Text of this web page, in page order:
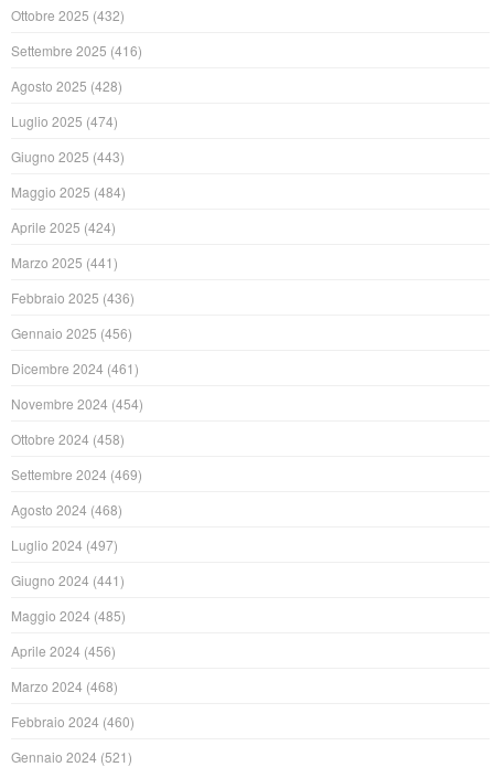
Ottobre 2025 (432)
Settembre 2025 (416)
Agosto 2025 (428)
Luglio 2025 (474)
Giugno 2025 (443)
Maggio 2025 (484)
Aprile 2025 (424)
Marzo 2025 (441)
Febbraio 2025 (436)
Gennaio 2025 (456)
Dicembre 2024 (461)
Novembre 2024 (454)
Ottobre 2024 (458)
Settembre 2024 (469)
Agosto 2024 (468)
Luglio 2024 (497)
Giugno 2024 (441)
Maggio 2024 (485)
Aprile 2024 (456)
Marzo 2024 (468)
Febbraio 2024 (460)
Gennaio 2024 (521)